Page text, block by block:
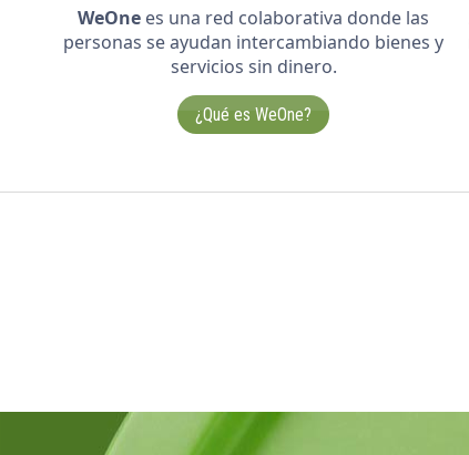
WeOne es una red colaborativa donde las
personas se ayudan intercambiando bienes y
servicios sin dinero.
¿Qué es WeOne?